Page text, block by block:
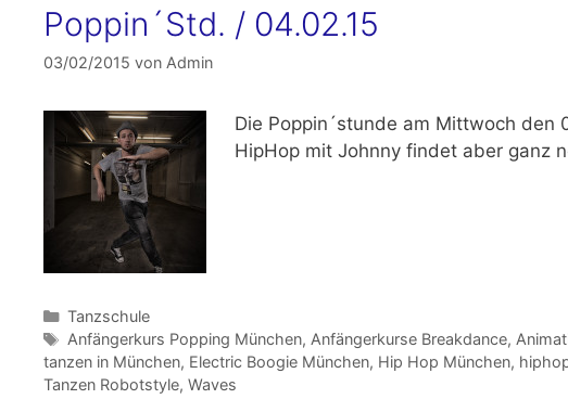
Poppin´Std. / 04.02.15
03/02/2015 von Admin
Die Poppin´stunde am Mittwoch den
HipHop mit Johnny findet aber ganz
Kategorien
Tanzschule
Schlagwörter
Anfängerkurs Popping München, Anfängerkurse Breakdance,
tanzen in München, Electric Boogie München, Hip Hop München,
Tanzen Robotstyle, Waves